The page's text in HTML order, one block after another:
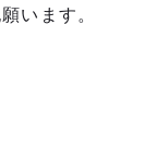
います。